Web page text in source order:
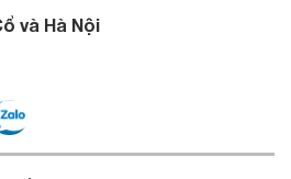
và Hà Nội